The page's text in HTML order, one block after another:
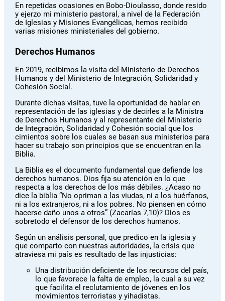
En repetidas ocasiones en Bobo-Dioulasso, donde resido
y ejerzo mi ministerio pastoral, a nivel de la Federación
de Iglesias y Misiones Evangélicas, hemos recibido
varias misiones ministeriales del gobierno.
Derechos Humanos
En 2019, recibimos la visita del Ministerio de Derechos
Humanos y del Ministerio de Integración, Solidaridad y
Cohesión Social.
Durante dichas visitas, tuve la oportunidad de hablar en
representación de las iglesias y de decirles a la Ministra
de Derechos Humanos y al representante del Ministerio
de Integración, Solidaridad y Cohesión social que los
cimientos sobre los cuales se basan sus ministerios para
hacer su trabajo son principios que se encuentran en la
Biblia.
La Biblia es el documento fundamental que defiende los
derechos humanos. Dios fija su atención en lo que
respecta a los derechos de los más débiles. ¿Acaso no
dice la biblia “No opriman a las viudas, ni a los huérfanos,
ni a los extranjeros, ni a los pobres. No piensen en cómo
hacerse daño unos a otros” (Zacarías 7,10)? Dios es
sobretodo el defensor de los derechos humanos.
Según un análisis personal, que predico en la iglesia y
que comparto con nuestras autoridades, la crisis que
atraviesa mi país es resultado de las injusticias:
Una distribución deficiente de los recursos del país,
lo que favorece la falta de empleo, la cual a su vez
que facilita el reclutamiento de jóvenes en los
movimientos terroristas y yihadistas.